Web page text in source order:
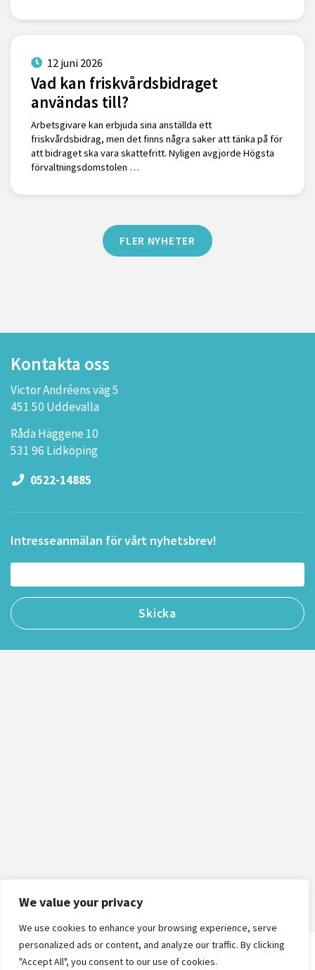
We value your privacy
We use cookies to enhance your browsing experience, serve
personalized ads or content, and analyze our traffic. By clicking
"Accept All", you consent to our use of cookies.
12 juni 2026
Vad kan friskvårdsbidraget
användas till?
Arbetsgivare kan erbjuda sina anställda ett
friskvårdsbidrag, men det finns några saker att tänka på för
att bidraget ska vara skattefritt. Nyligen avgjorde Högsta
förvaltningsdomstolen …
FLER NYHETER
Kontakta oss
Victor Andréens väg 5
451 50 Uddevalla
Råda Häggene 10
531 96 Lidköping
0522-14885
Intresseanmälan för vårt nyhetsbrev!